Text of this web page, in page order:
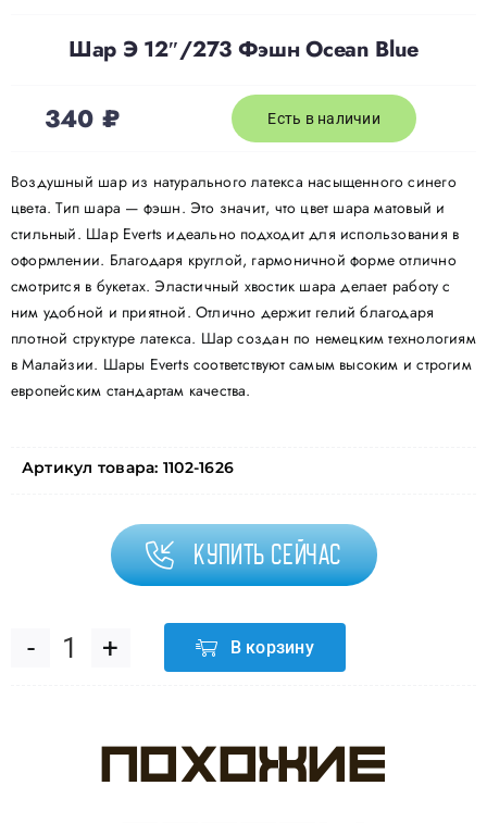
О нас
Отзывы
Контакты
Политика конфиденциальности
Шар Э 12″/273 Фэшн Ocean Blue
340₽ Есть в наличии
Воздушный шар из натурального латекса насыщенного синего
цвета. Тип шара — фэшн. Это значит, что цвет шара матовый и
стильный. Шар Everts идеально подходит для использования в
оформлении. Благодаря круглой, гармоничной форме отлично
смотрится в букетах. Эластичный хвостик шара делает работу с
ним удобной и приятной. Отлично держит гелий благодаря
плотной структуре латекса. Шар создан по немецким технологиям
в Малайзии. Шары Everts соответствуют самым высоким и строгим
европейским стандартам качества.
Артикул товара: 1102-1626
Купить сейчас
Количество
Шар
В корзину
Похожие